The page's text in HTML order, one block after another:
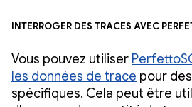
Interroger des traces avec
Vous pouvez utiliser
les données de trace pour
spécifiques. Cela peut être